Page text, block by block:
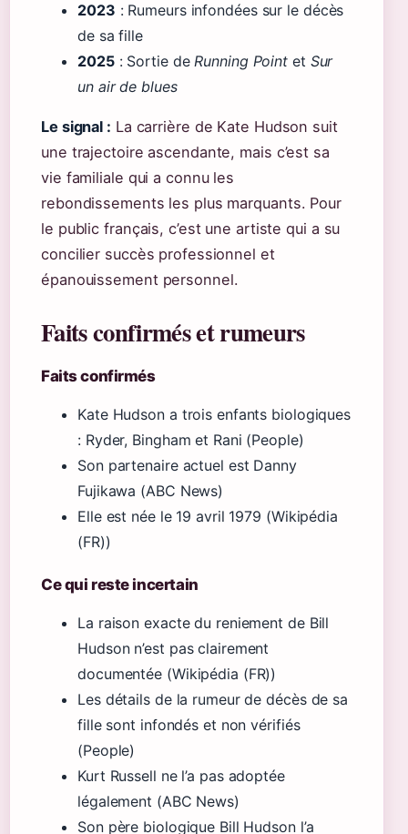
2023 : Rumeurs infondées sur le décès
de sa fille
2025: Sortie deRunning Point et Sur
un air de blues
Le signal : La carrière de Kate Hudson suit
une trajectoire ascendante, mais c’est sa
vie familiale qui a connu les
rebondissements les plus marquants. Pour
le public français, c’est une artiste qui a su
concilier succès professionnel et
épanouissement personnel.
Faits confirmés et rumeurs
Faits confirmés
Kate Hudson a trois enfants biologiques
: Ryder, Bingham et Rani (People)
Son partenaire actuel est Danny
Fujikawa (ABC News)
Elle est née le 19 avril 1979 (Wikipédia
(FR))
Ce qui reste incertain
La raison exacte du reniement de Bill
Hudson n’est pas clairement
documentée (Wikipédia (FR))
Les détails de la rumeur de décès de sa
fille sont infondés et non vérifiés
(People)
Kurt Russell ne l’a pas adoptée
légalement (ABC News)
Son père biologique Bill Hudson l’a